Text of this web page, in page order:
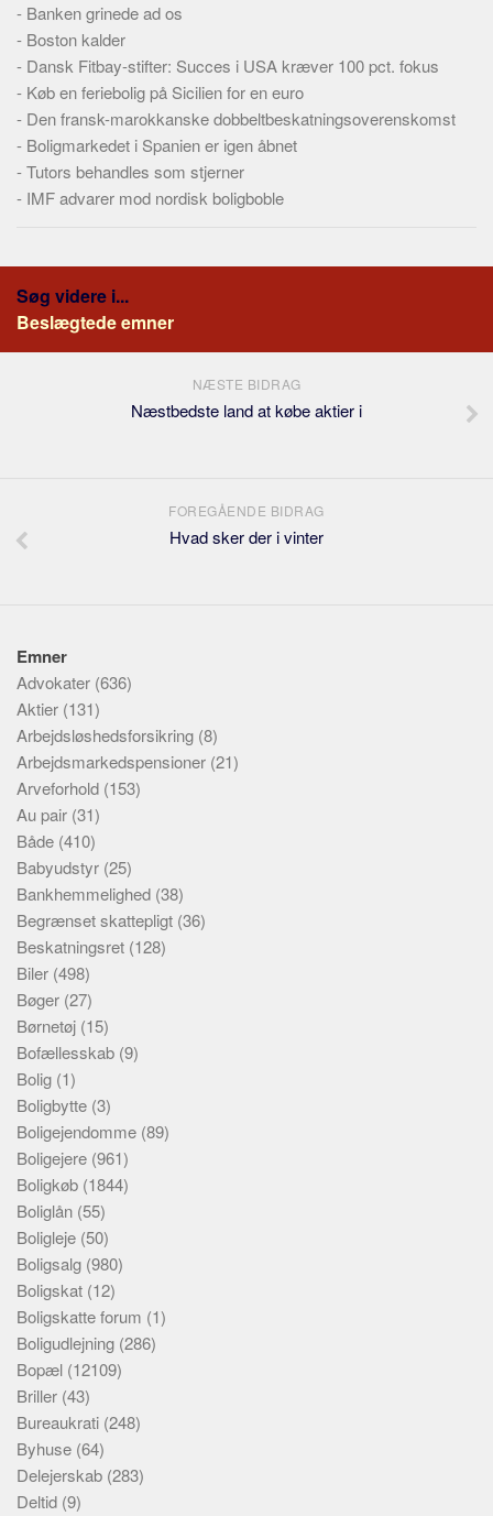
Emner
Skribenter
Personer
Steder
Kilder
Om
Forhistorien
Redigering
Tekstannoncer
- Banken grinede ad os
- Boston kalder
- Dansk Fitbay-stifter: Succes i USA kræver 100 pct. fokus
- Køb en feriebolig på Sicilien for en euro
- Den fransk-marokkanske dobbeltbeskatningsoverenskomst
- Boligmarkedet i Spanien er igen åbnet
-Tutors behandles som stjerner
- IMF advarer mod nordisk boligboble
Søg videre i...
Beslægtede emner
NÆSTE BIDRAG
Næstbedste land at købe aktier i
FOREGÅENDE BIDRAG
Hvad sker der i vinter
Emner
Advokater (636)
Aktier (131)
Arbejdsløshedsforsikring (8)
Arbejdsmarkedspensioner (21)
Arveforhold (153)
Au pair (31)
Både (410)
Babyudstyr (25)
Bankhemmelighed (38)
Begrænset skattepligt (36)
Beskatningsret (128)
Biler (498)
Bøger (27)
Børnetøj (15)
Bofællesskab (9)
Bolig (1)
Boligbytte (3)
Boligejendomme (89)
Boligejere (961)
Boligkøb (1844)
Boliglån (55)
Boligleje (50)
Boligsalg (980)
Boligskat (12)
Boligskatte forum (1)
Boligudlejning (286)
Bopæl (12109)
Briller (43)
Bureaukrati (248)
Byhuse (64)
Delejerskab (283)
Deltid (9)